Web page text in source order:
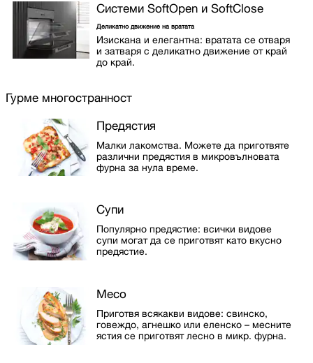
Системи SoftOpen и SoftClose
Деликатно движение на вратата
Изискана и елегантна: вратата се отваря
и затваря с деликатно движение от край
до край.
Гурме многостранност
Предястия
Малки лакомства. Можете да приготвяте
различни предястия в микровълновата
фурна за нула време.
Супи
Популярно предястие: всички видове
супи могат да се приготвят като вкусно
предястие.
Месо
Приготвя всякакви видове: свинско,
говеждо, агнешко или еленско – месните
ястия се приготвят лесно в микр. фурна.